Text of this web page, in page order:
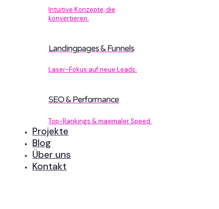
Intuitive Konzepte, die
konvertieren.
Landingpages & Funnels
Laser-Fokus auf neue Leads.
SEO & Performance
Top-Rankings & maximaler Speed.
Projekte
Blog
Über uns
Kontakt